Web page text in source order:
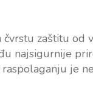
čvrstu zaštitu od
najsigurnije
je